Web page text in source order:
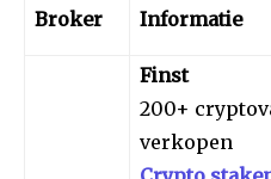
Broker Informatie
Finst
200+
verkopen